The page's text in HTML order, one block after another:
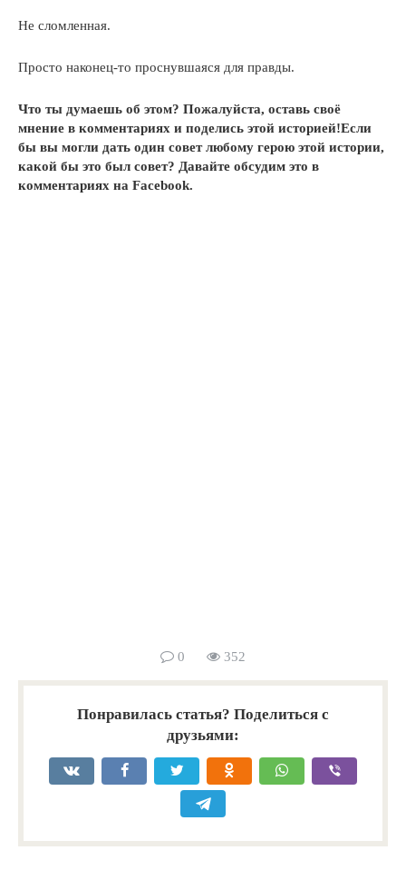
Не сломленная.
Просто наконец-то проснувшаяся для правды.
Что ты думаешь об этом? Пожалуйста, оставь своё
мнение в комментариях и поделись этой историей!Если
бы вы могли дать один совет любому герою этой истории,
какой бы это был совет? Давайте обсудим это в
комментариях на Facebook.
0 352
Понравилась статья? Поделиться с
друзьями: